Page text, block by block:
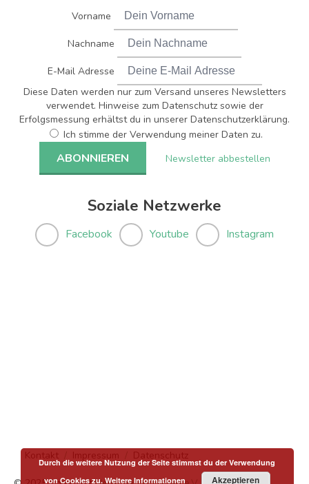
Vorname
Nachname
E-Mail Adresse
Diese Daten werden nur zum Versand unseres Newsletters
verwendet. Hinweise zum Datenschutz sowie der
Erfolgsmessung erhältst du in unserer Datenschutzerklärung.
Ich stimme der Verwendung meiner Daten zu.
Newsletter abbestellen
Soziale Netzwerke
Facebook Youtube Instagram
Kontakt Impressum Datenschutz
Durch die weitere Nutzung der Seite stimmst du der Verwendung
von Cookies zu.Weitere Informationen Akzeptieren